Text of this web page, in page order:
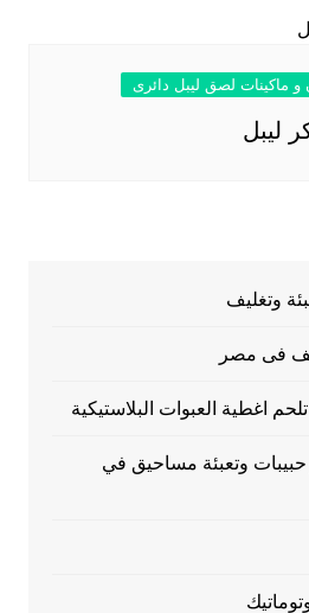
و ماكينات لصق ليبل دائرى
ليبل
وتغليف
فى مصر
اغطية العبوات البلاستيكية
حبيبات وتعبئة مساحيق في